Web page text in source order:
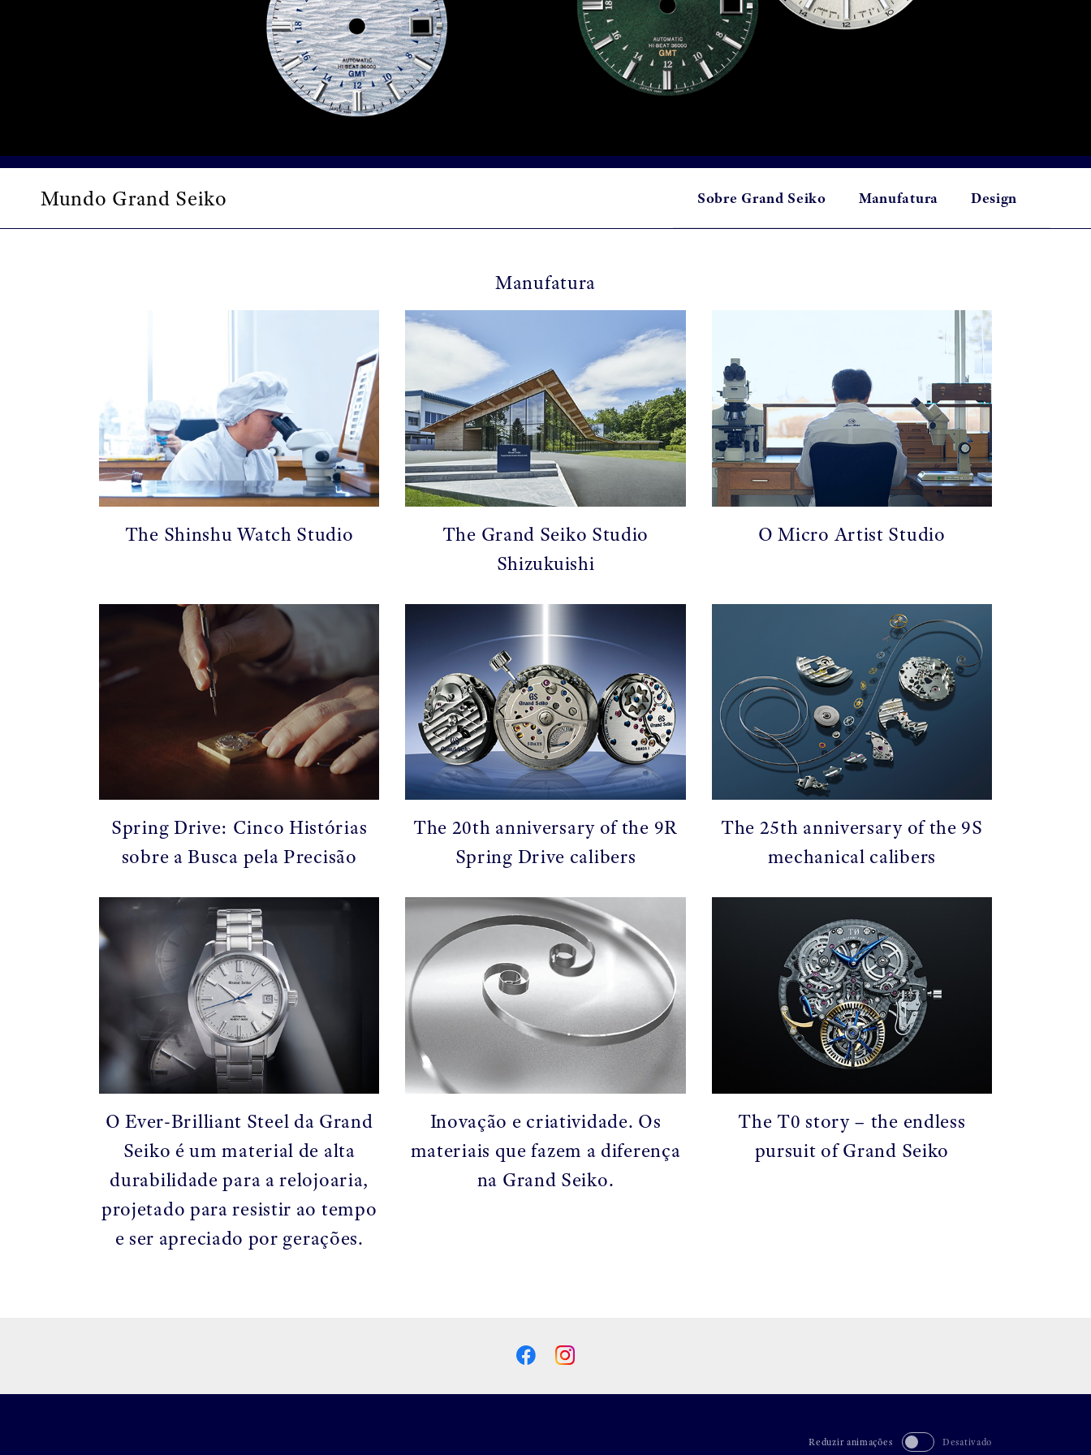
Mundo Grand Seiko Sobre Grand Seiko Manufatura Design
Manufatura
The Shinshu Watch Studio
The Grand Seiko Studio
Shizukuishi
O Micro Artist Studio
Spring Drive: Cinco Histórias
sobre a Busca pela Precisão
The 20th anniversary of the 9R
Spring Drive calibers
The 25th anniversary of the 9S
mechanical calibers
O Ever-Brilliant Steel da Grand
Seiko é um material de alta
durabilidade para a relojoaria,
projetado para resistir ao tempo
e ser apreciado por gerações.
Inovação e criatividade. Os
materiais que fazem a diferença
na Grand Seiko.
The T0 story – the endless
pursuit of Grand Seiko
Reduzir animações Desativado